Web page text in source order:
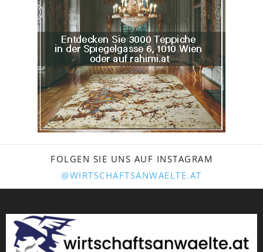
FOLGEN SIE UNS AUF INSTAGRAM
@WIRTSCHAFTSANWAELTE.AT